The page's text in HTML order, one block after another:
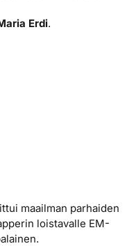
Erdi.
maailman parhaiden
loistavalle EM-